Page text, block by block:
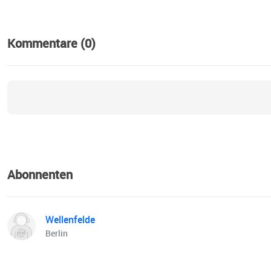
Kommentare (0)
Abonnenten
Wellenfelde
Berlin